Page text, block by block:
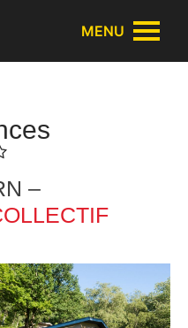
MENU
–